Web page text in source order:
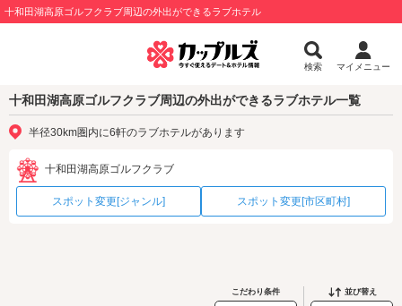
十和田湖高原ゴルフクラブ周辺の外出ができるラブホテル
検索 マイメニュー
十和田湖高原ゴルフクラブ周辺の外出ができるラブホテル一覧
半径30km圏内に6軒のラブホテルがあります
十和田湖高原ゴルフクラブ
スポット変更[ジャンル] スポット変更[市区町村]
こだわり条件 並び替え